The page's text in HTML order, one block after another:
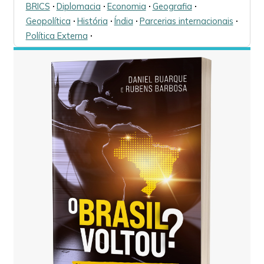
BRICS 🞌 Diplomacia 🞌 Economia 🞌 Geografia 🞌
Geopolítica 🞌 História 🞌 Índia 🞌 Parcerias internacionais 🞌
Política Externa 🞌